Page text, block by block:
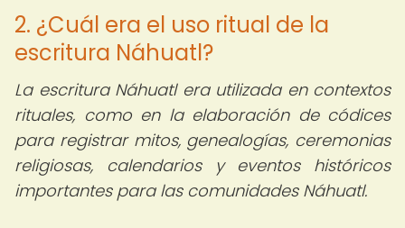
2. ¿Cuál era el uso ritual de la
escritura Náhuatl?
La escritura Náhuatl era utilizada en contextos
rituales, como en la elaboración de códices
para registrar mitos, genealogías, ceremonias
religiosas, calendarios y eventos históricos
importantes para las comunidades Náhuatl.